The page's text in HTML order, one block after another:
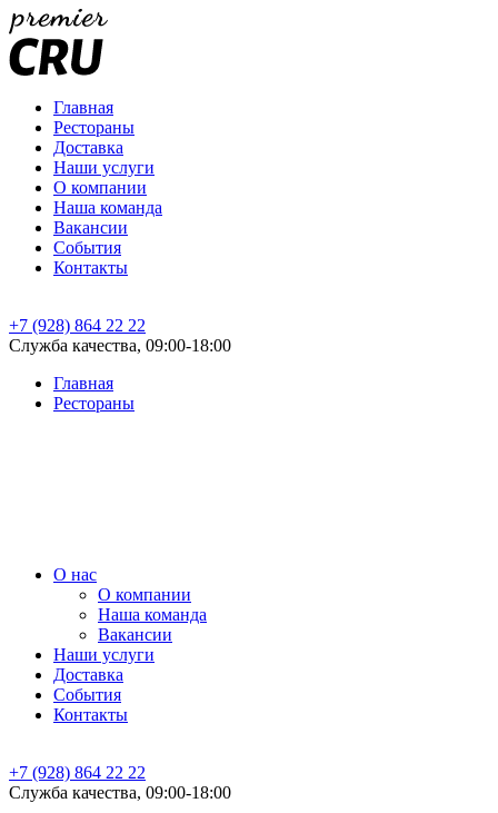
Главная
Рестораны
Доставка
Наши услуги
О компании
Наша команда
Вакансии
События
Контакты
+7 (928) 864 22 22
Служба качества, 09:00-18:00
Главная
Рестораны
О нас
О компании
Наша команда
Вакансии
Наши услуги
Доставка
События
Контакты
+7 (928) 864 22 22
Служба качества, 09:00-18:00